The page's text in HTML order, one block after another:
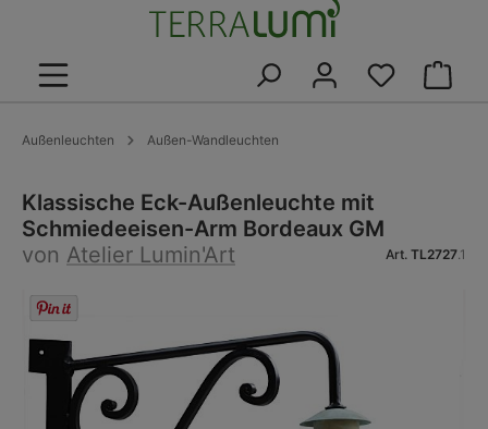
Außenleuchten Außen-Wandleuchten
Klassische Eck-Außenleuchte mit
Schmiedeeisen-Arm Bordeaux GM
von Atelier Lumin'Art Art. TL2727.1
Bildergalerie überspringen